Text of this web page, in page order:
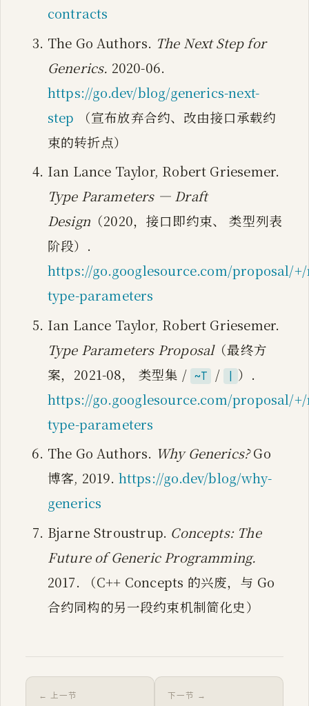
contracts
The Go Authors. The Next Step for
Generics. 2020-06.
https://go.dev/blog/generics-next-
step （宣布放弃合约、改由接口承载约
束的转折点）
Ian Lance Taylor, Robert Griesemer.
Type Parameters — Draft
Design（2020，接口即约束、 类型列表
阶段）.
https://go.googlesource.com/proposal/
type-parameters
Ian Lance Taylor, Robert Griesemer.
Type Parameters Proposal（最终方
案，2021-08， 类型集 / ~T / | ）.
https://go.googlesource.com/proposal/
type-parameters
The Go Authors. Why Generics?Go
博客, 2019. https://go.dev/blog/why-
generics
Bjarne Stroustrup. Concepts: The
Future of Generic Programming.
2017. （C++ Concepts 的兴废，与 Go
合约同构的另一段约束机制简化史）
← 上一节 下一节 →